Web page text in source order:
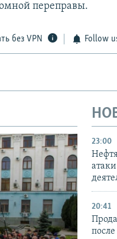
переправы.
без VPN Follow
23:00
20:41